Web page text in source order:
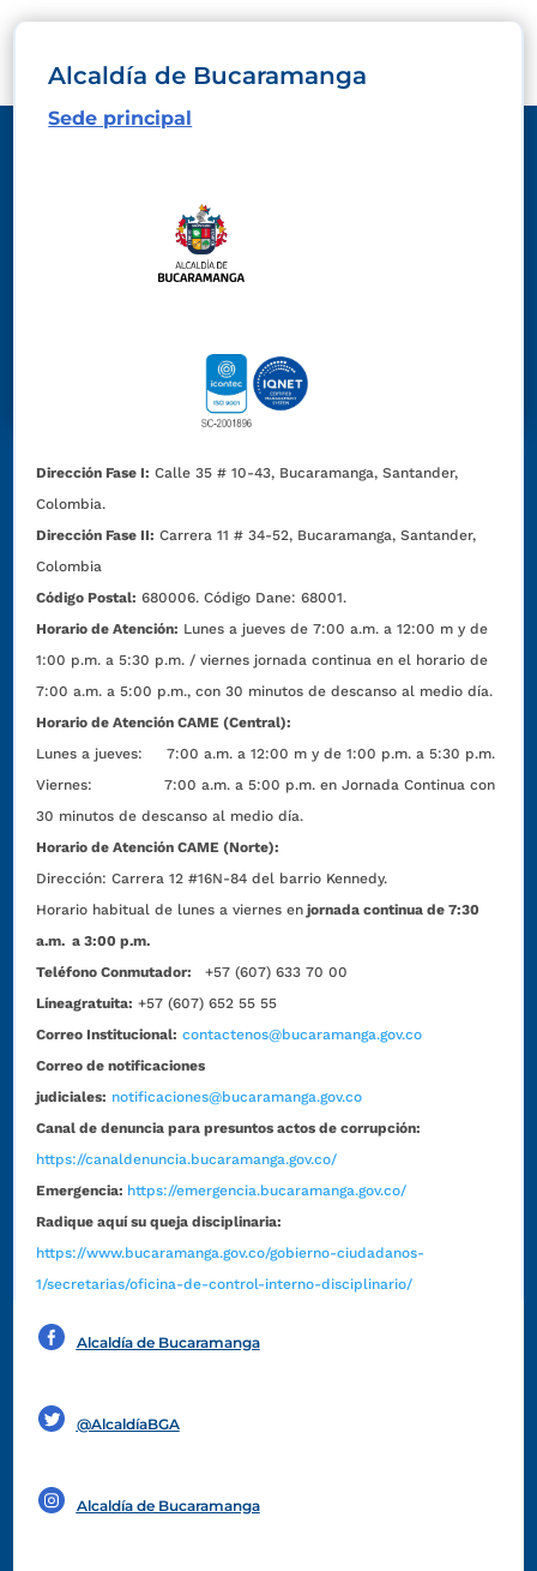
Alcaldía de Bucaramanga
Sede principal
Dirección Fase I: Calle 35 # 10-43, Bucaramanga, Santander,
Colombia.
Dirección Fase II: Carrera 11 # 34-52, Bucaramanga, Santander,
Colombia
Código Postal: 680006. Código Dane: 68001.
Horario de Atención: Lunes a jueves de 7:00 a.m. a 12:00 m y de
1:00 p.m. a 5:30 p.m. / viernes jornada continua en el horario de
7:00 a.m. a 5:00 p.m., con 30 minutos de descanso al medio día.
Horario de Atención CAME (Central):
Lunes a jueves: 7:00 a.m. a 12:00 m y de 1:00 p.m. a 5:30 p.m.
Viernes: 7:00 a.m. a 5:00 p.m. en Jornada Continua con
30 minutos de descanso al medio día.
Horario de Atención CAME (Norte):
Dirección:Carrera 12 #16N-84 del barrio Kennedy.
Horario habitual de lunes a viernes en jornada continua de 7:30
a.m. a 3:00 p.m.
Teléfono Conmutador:
+57 (607) 633 70 00
Líneagratuita: +57 (607) 652 55 55
Correo Institucional: contactenos@bucaramanga.gov.co
Correo de notificaciones
judiciales: notificaciones@bucaramanga.gov.co
Canal de denuncia para presuntos actos de corrupción:
https://canaldenuncia.bucaramanga.gov.co/
Emergencia: https://emergencia.bucaramanga.gov.co/
Radique aquí su queja disciplinaria:
https://www.bucaramanga.gov.co/gobierno-ciudadanos-
1/secretarias/oficina-de-control-interno-disciplinario/
Alcaldía de Bucaramanga
@AlcaldíaBGA
Alcaldía de Bucaramanga